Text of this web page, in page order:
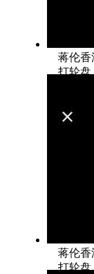
蒋伦香
打轮盘
蒋伦香
打轮盘